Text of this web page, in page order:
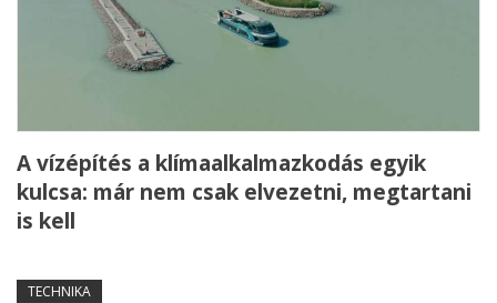
A vízépítés a klímaalkalmazkodás egyik
kulcsa: már nem csak elvezetni, megtartani
is kell
TECHNIKA